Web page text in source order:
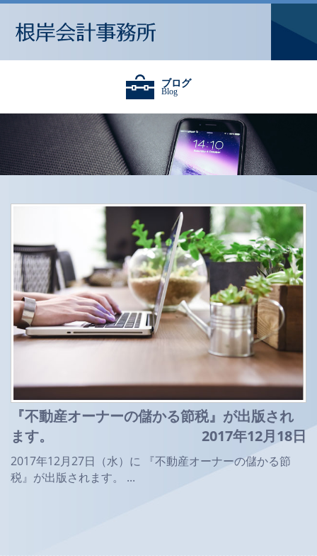
ブログ
Blog
『不動産オーナーの儲かる節税』が出版され
ます。
2017年12月18日
2017年12月27日（水）に 『不動産オーナーの儲かる節
税』が出版されます。 ...